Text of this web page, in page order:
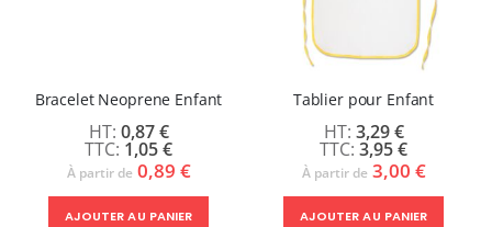
Bracelet Neoprene Enfant
1,05 €
0,87 €
À partir de 0,89 €
AJOUTER AU PANIER
Tablier pour Enfant
3,95 €
3,29 €
À partir de 3,00 €
AJOUTER AU PANIER